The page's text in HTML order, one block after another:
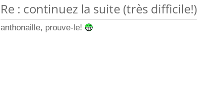
Re : continuez la suite (très difficile!)
anthonaille, prouve-le!